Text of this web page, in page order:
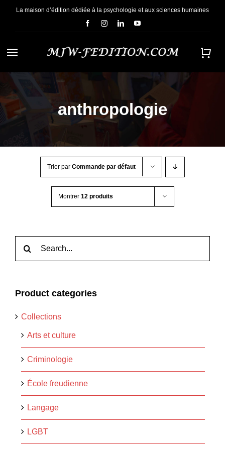
PasserLa maison d’édition dédiée à la psychologie et aux sciences humaines
Navigation
à
bascule
ACCUEIL
NOUS CONNAÎTRE
CONTACT
anthropologie
Trier par Commande par défaut
Montrer 12 produits
Product categories
Collections
Arts et culture
Criminologie
École freudienne
Langage
LGBT